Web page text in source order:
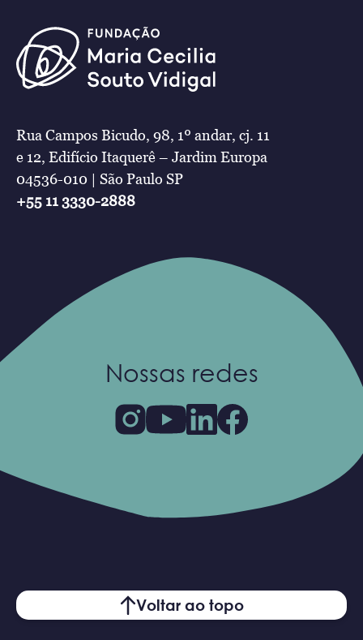
Rua Campos Bicudo, 98, 1º andar, cj. 11
e 12, Edifício Itaquerê – Jardim Europa
04536-010 | São Paulo SP
+55 11 3330-2888
Nossas redes
Voltar ao topo